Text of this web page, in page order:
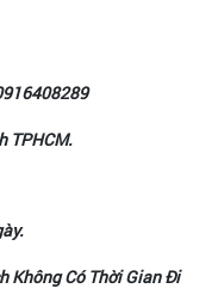
TPHCM.
Không Có Thời Gian Đi